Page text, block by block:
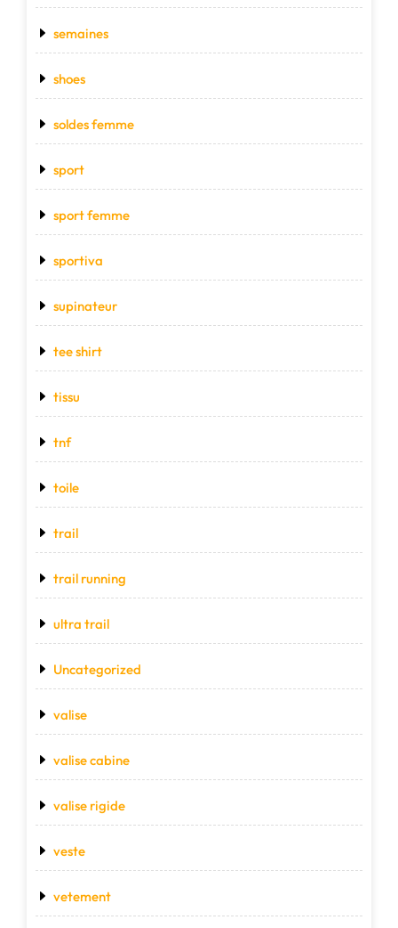
semaines
shoes
soldes femme
sport
sport femme
sportiva
supinateur
tee shirt
tissu
tnf
toile
trail
trail running
ultra trail
Uncategorized
valise
valise cabine
valise rigide
veste
vetement